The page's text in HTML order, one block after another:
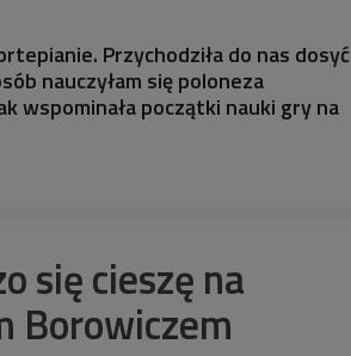
Przychodziła do nas dosyć
nauczyłam się poloneza
wspominała początki nauki gry na
się cieszę na
Borowiczem